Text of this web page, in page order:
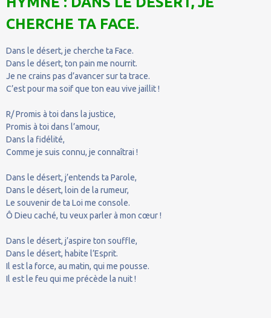
CHERCHE TA FACE.
Dans le désert, je cherche ta Face.
Dans le désert, ton pain me nourrit.
Je ne crains pas d’avancer sur ta trace.
C’est pour ma soif que ton eau vive jaillit !
R/ Promis à toi dans la justice,
Promis à toi dans l’amour,
Dans la fidélité,
Comme je suis connu, je connaîtrai !
Dans le désert, j’entends ta Parole,
Dans le désert, loin de la rumeur,
Le souvenir de ta Loi me console.
Ô Dieu caché, tu veux parler à mon cœur !
Dans le désert, j’aspire ton souffle,
Dans le désert, habite l’Esprit.
Il est la force, au matin, qui me pousse.
Il est le feu qui me précède la nuit !